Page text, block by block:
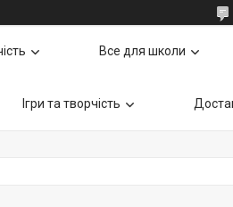
Все для школи
Ігри та творчість